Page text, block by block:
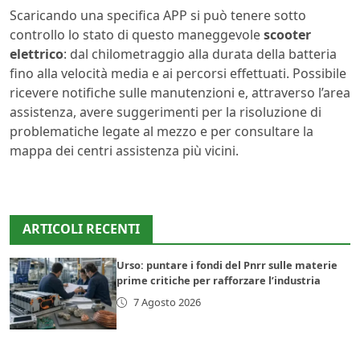
Scaricando una specifica APP si può tenere sotto
controllo lo stato di questo maneggevolescooter
elettrico: dal chilometraggio alla durata della batteria
fino alla velocità media e ai percorsi effettuati. Possibile
ricevere notifiche sulle manutenzioni e, attraverso l’area
assistenza, avere suggerimenti per la risoluzione di
problematiche legate al mezzo e per consultare la
mappa dei centri assistenza più vicini.
ARTICOLI RECENTI
Urso: puntare i fondi del Pnrr sulle materie
prime critiche per rafforzare l’industria
7 Agosto 2026